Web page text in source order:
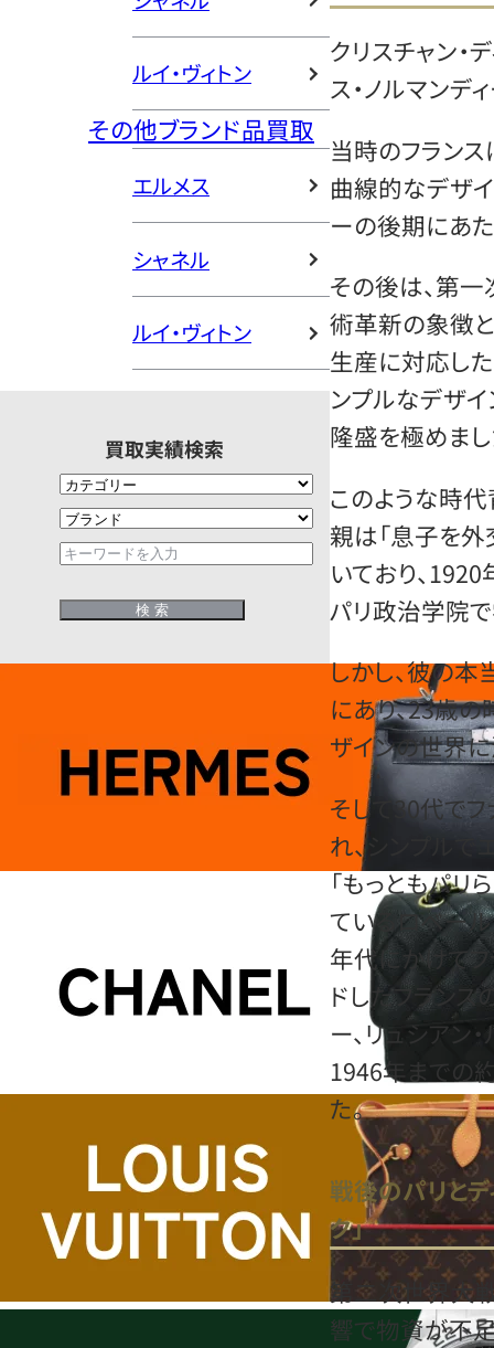
ルイ・ヴィトン
その他ブランド品買取
エルメス
シャネル
ルイ・ヴィトン
買取実績検索
クリスチャン・
ス・ノルマンデ
当時のフラン
曲線的なデザ
ーの後期にあた
その後は、第
術革新の象徴
生産に対応し
ンプルなデザ
隆盛を極めまし
このような時
親は「息子を
いており、
パリ政治学院
しかし、彼の本
にあり、23歳
ザインの世界に
そして30代で
れ、シンプルで
「もっともパリ
ているロベー
年代にかけて
ドしたフランス
ー、リュシアン
1946年までの
た。
戦後のパリと
ク」
第二次世界大
響で物資が不